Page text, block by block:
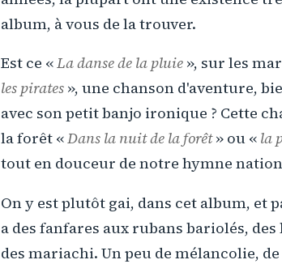
album, à vous de la trouver.
Est ce «La danse de la pluie », sur les
les pirates », une chanson d'aventure,
avec son petit banjo ironique ? Cette
la forêt «Dans la nuit de la forêt» ou « la
tout en douceur de notre hymne
On y est plutôt gai, dans cet album, et
a des fanfares aux rubans bariolés,
des mariachi. Un peu de mélancolie,